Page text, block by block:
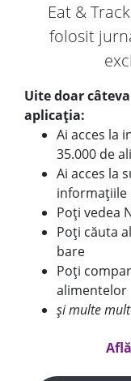
Eat &
folosit
Uite doar
aplicația:
Ai acces la
35.000 de
Ai acces la
informațiile
Poți vedea
Poți căuta
bare
Poți
alimentelor
și multe